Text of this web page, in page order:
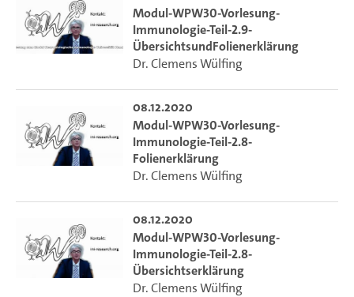
Modul-WPW30-Vorlesung-
Immunologie-Teil-2.9-
ÜbersichtsundFolienerklärung
Dr. Clemens Wülfing
08.12.2020
Modul-WPW30-Vorlesung-
Immunologie-Teil-2.8-
Folienerklärung
Dr. Clemens Wülfing
08.12.2020
Modul-WPW30-Vorlesung-
Immunologie-Teil-2.8-
Übersichtserklärung
Dr. Clemens Wülfing